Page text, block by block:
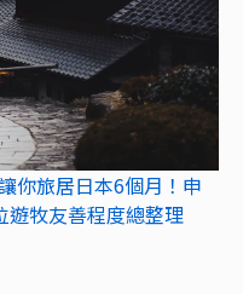
你旅居日本6個月！申
遊牧友善程度總整理